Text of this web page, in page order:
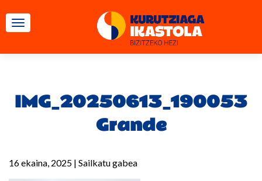
TOGGLE NAVIGATION
IMG_20250613_190053
Grande
16 ekaina, 2025 | Sailkatu gabea